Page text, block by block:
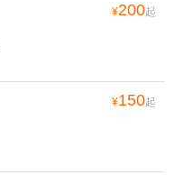
¥200起
¥150起